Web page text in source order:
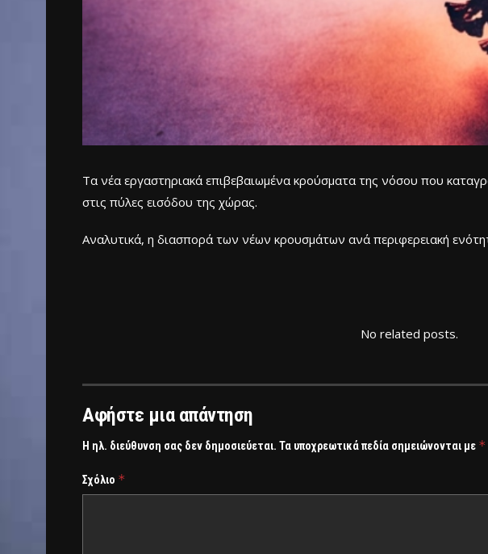
Τα νέα εργαστηριακά επιβεβαιωμένα κρούσματα της νόσου που
στις πύλες εισόδου της χώρας.
Αναλυτικά, η διασπορά των νέων κρουσμάτων ανά περιφερειακή
No related posts.
Αφήστε μια απάντηση
Η ηλ. διεύθυνση σας δεν δημοσιεύεται. Τα υποχρεωτικά πεδία σημειώνονται με *
Σχόλιο *